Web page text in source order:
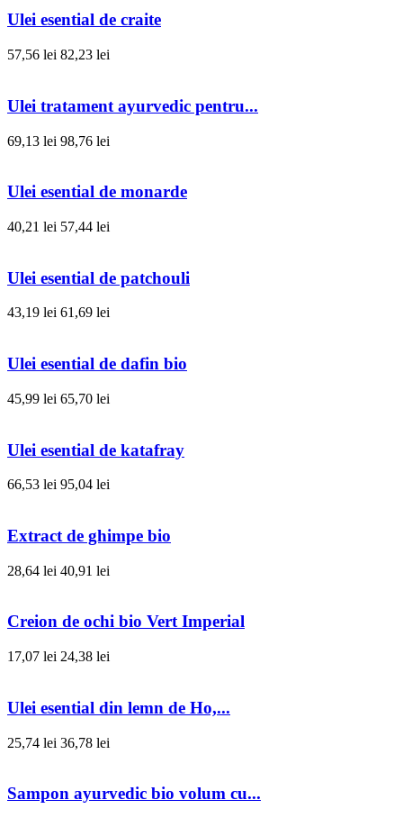
Ulei esential de craite
57,56 lei 82,23 lei
Ulei tratament ayurvedic pentru...
69,13 lei 98,76 lei
Ulei esential de monarde
40,21 lei 57,44 lei
Ulei esential de patchouli
43,19 lei 61,69 lei
Ulei esential de dafin bio
45,99 lei 65,70 lei
Ulei esential de katafray
66,53 lei 95,04 lei
Extract de ghimpe bio
28,64 lei 40,91 lei
Creion de ochi bio Vert Imperial
17,07 lei 24,38 lei
Ulei esential din lemn de Ho,...
25,74 lei 36,78 lei
Sampon ayurvedic bio volum cu...